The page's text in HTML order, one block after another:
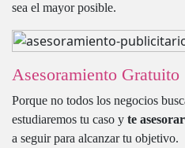
sea el mayor posible.
Asesoramiento Gratuito
Porque no todos los negocios
estudiaremos tu caso y te
a seguir para alcanzar tu objetivo.